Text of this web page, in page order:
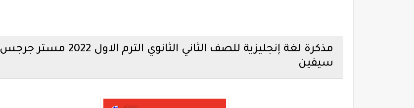
مذكرة لغة إنجليزية للصف الثاني الثانوي الترم الاول 2022 مستر جرجس
سيفين